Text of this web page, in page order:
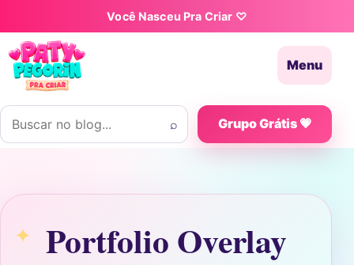
Pular para o conteúdoVocê Nasceu Pra Criar ♡
Menu
Buscar por:
⌕ Grupo Grátis 💗
Portfolio Overlay